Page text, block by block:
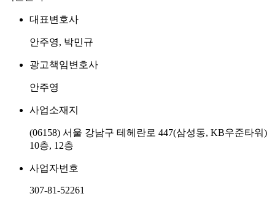
대표변호사
안주영, 박민규
광고책임변호사
안주영
사업소재지
(06158) 서울 강남구 테헤란로 447(삼성동, KB우준타워)
10층, 12층
사업자번호
307-81-52261